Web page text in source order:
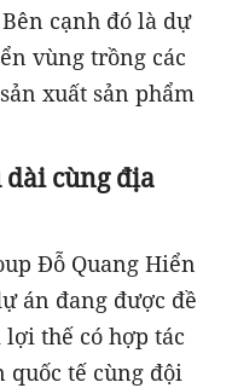
cạnh đó là dự
vùng trồng các
xuất sản phẩm
dài cùng địa
Đỗ Quang Hiển
án đang được đề
thế có hợp tác
quốc tế cùng đội